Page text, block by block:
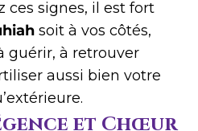
ces signes, il est fort
soit à vos côtés,
guérir, à retrouver
aussi bien votre
et Chœur